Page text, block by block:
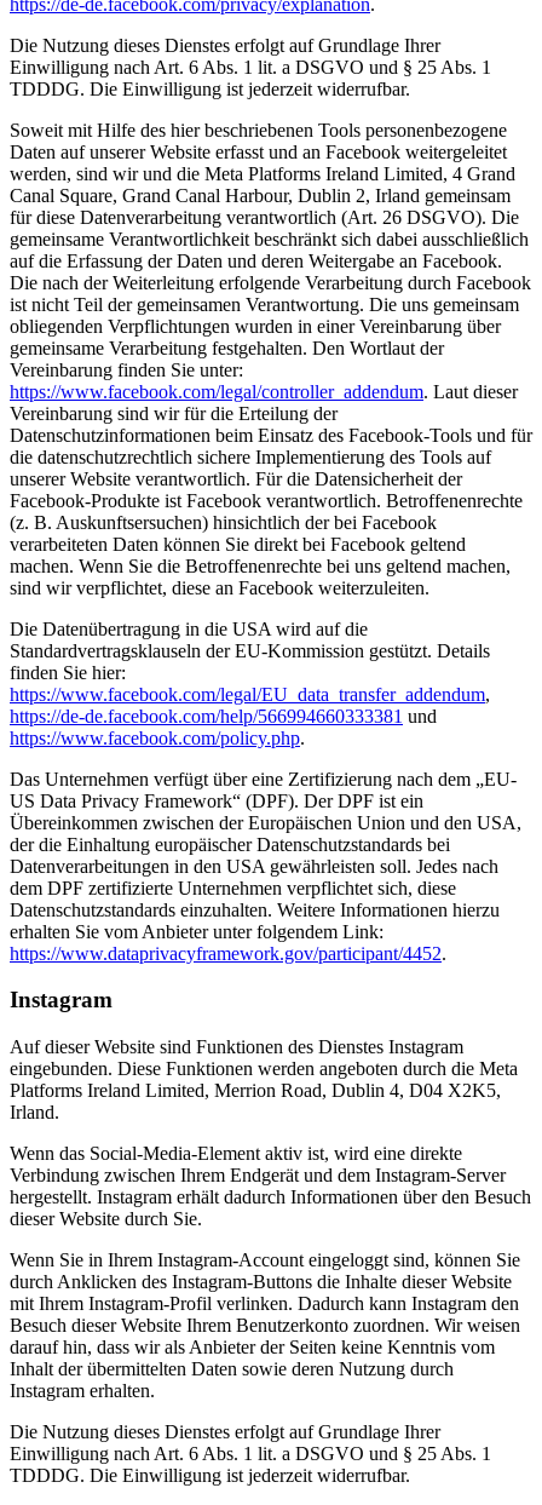
Die Nutzung dieses Dienstes erfolgt auf Grundlage Ihrer
Einwilligung nach Art. 6 Abs. 1 lit. a DSGVO und § 25 Abs. 1
TDDDG. Die Einwilligung ist jederzeit widerrufbar.
Soweit mit Hilfe des hier beschriebenen Tools personenbezogene
Daten auf unserer Website erfasst und an Facebook weitergeleitet
werden, sind wir und die Meta Platforms Ireland Limited, 4 Grand
Canal Square, Grand Canal Harbour, Dublin 2, Irland gemeinsam
für diese Datenverarbeitung verantwortlich (Art. 26 DSGVO). Die
gemeinsame Verantwortlichkeit beschränkt sich dabei ausschließlich
auf die Erfassung der Daten und deren Weitergabe an Facebook.
Die nach der Weiterleitung erfolgende Verarbeitung durch Facebook
ist nicht Teil der gemeinsamen Verantwortung. Die uns gemeinsam
obliegenden Verpflichtungen wurden in einer Vereinbarung über
gemeinsame Verarbeitung festgehalten. Den Wortlaut der
Vereinbarung finden Sie unter:
https://www.facebook.com/legal/controller_addendum. Laut dieser
Vereinbarung sind wir für die Erteilung der
Datenschutzinformationen beim Einsatz des Facebook-Tools und für
die datenschutzrechtlich sichere Implementierung des Tools auf
unserer Website verantwortlich. Für die Datensicherheit der
Facebook-Produkte ist Facebook verantwortlich. Betroffenenrechte
(z. B. Auskunftsersuchen) hinsichtlich der bei Facebook
verarbeiteten Daten können Sie direkt bei Facebook geltend
machen. Wenn Sie die Betroffenenrechte bei uns geltend machen,
sind wir verpflichtet, diese an Facebook weiterzuleiten.
Die Datenübertragung in die USA wird auf die
Standardvertragsklauseln der EU-Kommission gestützt. Details
finden Sie hier:
https://www.facebook.com/legal/EU_data_transfer_addendum,
https://de-de.facebook.com/help/566994660333381 und
https://www.facebook.com/policy.php.
Das Unternehmen verfügt über eine Zertifizierung nach dem „EU-
US Data Privacy Framework“ (DPF). Der DPF ist ein
Übereinkommen zwischen der Europäischen Union und den USA,
der die Einhaltung europäischer Datenschutzstandards bei
Datenverarbeitungen in den USA gewährleisten soll. Jedes nach
dem DPF zertifizierte Unternehmen verpflichtet sich, diese
Datenschutzstandards einzuhalten. Weitere Informationen hierzu
erhalten Sie vom Anbieter unter folgendem Link:
https://www.dataprivacyframework.gov/participant/4452.
Instagram
Auf dieser Website sind Funktionen des Dienstes Instagram
eingebunden. Diese Funktionen werden angeboten durch die Meta
Platforms Ireland Limited, Merrion Road, Dublin 4, D04 X2K5,
Irland.
Wenn das Social-Media-Element aktiv ist, wird eine direkte
Verbindung zwischen Ihrem Endgerät und dem Instagram-Server
hergestellt. Instagram erhält dadurch Informationen über den Besuch
dieser Website durch Sie.
Wenn Sie in Ihrem Instagram-Account eingeloggt sind, können Sie
durch Anklicken des Instagram-Buttons die Inhalte dieser Website
mit Ihrem Instagram-Profil verlinken. Dadurch kann Instagram den
Besuch dieser Website Ihrem Benutzerkonto zuordnen. Wir weisen
darauf hin, dass wir als Anbieter der Seiten keine Kenntnis vom
Inhalt der übermittelten Daten sowie deren Nutzung durch
Instagram erhalten.
Die Nutzung dieses Dienstes erfolgt auf Grundlage Ihrer
Einwilligung nach Art. 6 Abs. 1 lit. a DSGVO und § 25 Abs. 1
TDDDG. Die Einwilligung ist jederzeit widerrufbar.